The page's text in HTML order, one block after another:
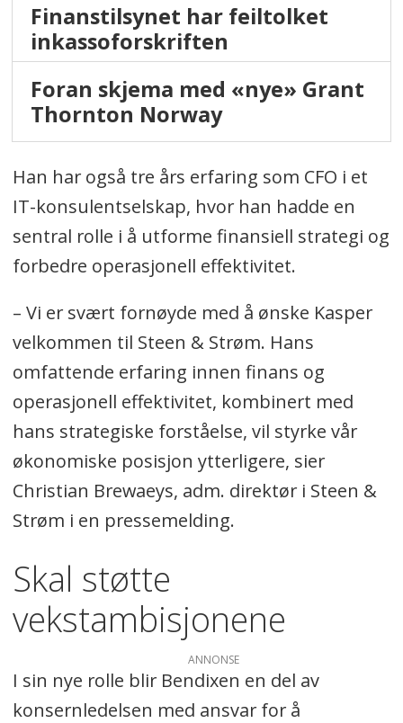
Finanstilsynet har feiltolket
inkassoforskriften
Foran skjema med «nye» Grant
Thornton Norway
Han har også tre års erfaring som CFO i et
IT-konsulentselskap, hvor han hadde en
sentral rolle i å utforme finansiell strategi og
forbedre operasjonell effektivitet.
– Vi er svært fornøyde med å ønske Kasper
velkommen til Steen & Strøm. Hans
omfattende erfaring innen finans og
operasjonell effektivitet, kombinert med
hans strategiske forståelse, vil styrke vår
økonomiske posisjon ytterligere, sier
Christian Brewaeys, adm. direktør i Steen &
Strøm i en pressemelding.
Skal støtte
vekstambisjonene
ANNONSE
I sin nye rolle blir Bendixen en del av
konsernledelsen med ansvar for å